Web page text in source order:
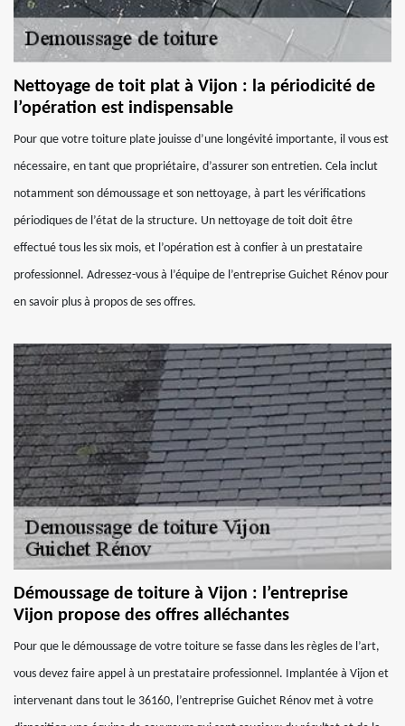
Nettoyage de toit plat à Vijon : la périodicité de
l’opération est indispensable
Pour que votre toiture plate jouisse d’une longévité importante, il vous est
nécessaire, en tant que propriétaire, d’assurer son entretien. Cela inclut
notamment son démoussage et son nettoyage, à part les vérifications
périodiques de l’état de la structure. Un nettoyage de toit doit être
effectué tous les six mois, et l’opération est à confier à un prestataire
professionnel. Adressez-vous à l’équipe de l’entreprise Guichet Rénov pour
en savoir plus à propos de ses offres.
Démoussage de toiture à Vijon : l’entreprise
Vijon propose des offres alléchantes
Pour que le démoussage de votre toiture se fasse dans les règles de l’art,
vous devez faire appel à un prestataire professionnel. Implantée à Vijon et
intervenant dans tout le 36160, l’entreprise Guichet Rénov met à votre